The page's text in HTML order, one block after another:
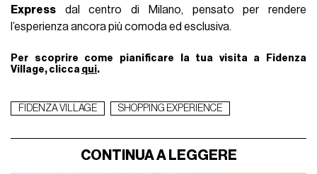
Express dal centro di Milano, pensato per rendere
l’esperienza ancora più comoda ed esclusiva.
Per scoprire come pianificare la tua visita a Fidenza
Village, clicca qui.
FIDENZA VILLAGE SHOPPING EXPERIENCE
CONTINUA A LEGGERE